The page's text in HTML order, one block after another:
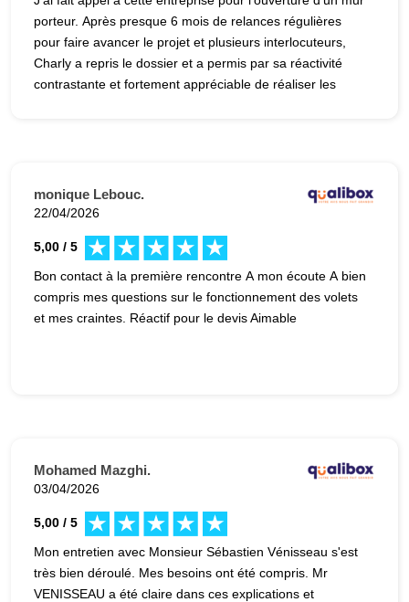
porteur. Après presque 6 mois de relances régulières
pour faire avancer le projet et plusieurs interlocuteurs,
Charly a repris le dossier et a permis par sa réactivité
contrastante et fortement appréciable de réaliser les
en urgence et approvisionner une seconde poutrelle.
Merci à lui pour son professionnalisme et son
attentes.
monique Lebouc.
22/04/2026
5,00 / 5
Bon contact à la première rencontre A mon écoute A bien
compris mes questions sur le fonctionnement des volets
et mes craintes. Réactif pour le devis Aimable
Mohamed Mazghi.
03/04/2026
5,00 / 5
Mon entretien avec Monsieur Sébastien Vénisseau s'est
très bien déroulé. Mes besoins ont été compris. Mr
VENISSEAU a été claire dans ces explications et